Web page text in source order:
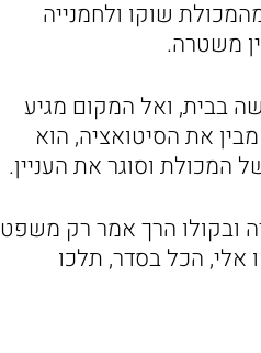
שוקו ולחמנייה
משטרה.
בבית, ואל המקום מגיע
את הסיטואציה, הוא
המכולת וסוגר את העניין.
ובקולו הרך אמר רק משפט
הכל בסדר, תלכו